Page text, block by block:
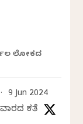
ಲೋಕದ
· 9 Jun 2024
ಕತೆ